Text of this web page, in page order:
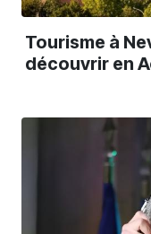
Tourisme à
découvrir en